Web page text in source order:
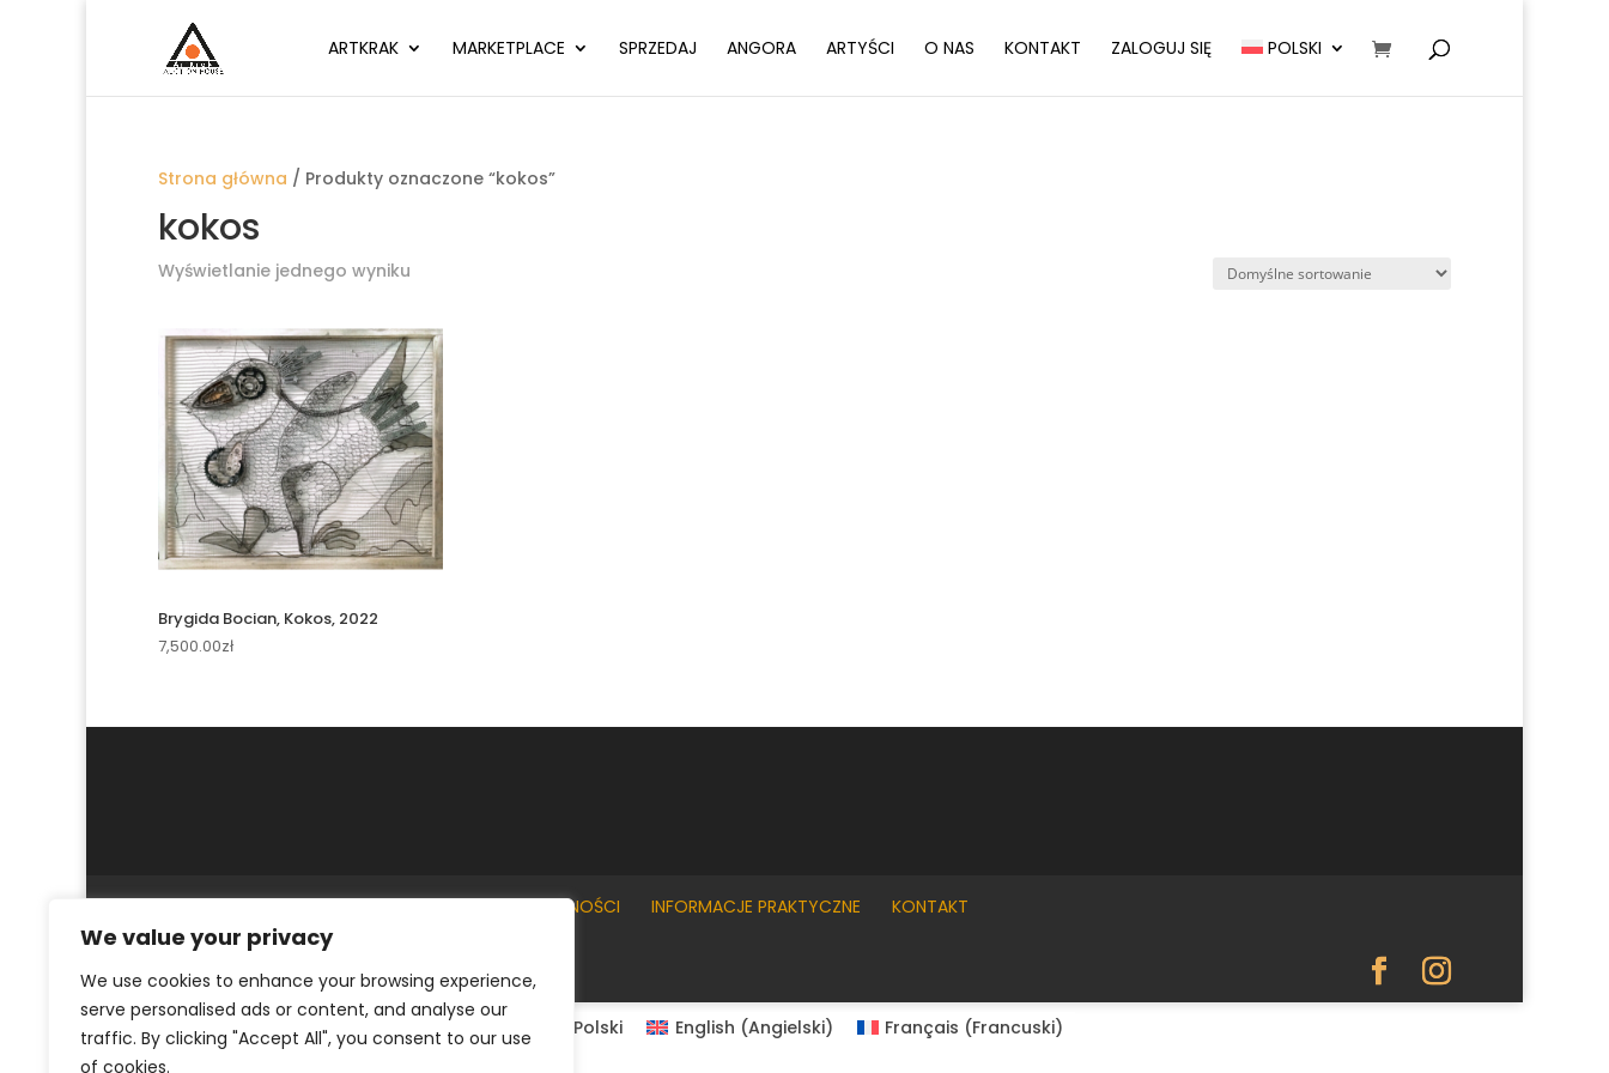
We value your privacy
We use cookies to enhance your browsing experience,
serve personalised ads or content, and analyse our
traffic. By clicking "Accept All", you consent to our use
of cookies.
ARTKRAK MARKETPLACE SPRZEDAJ ANGORA ARTYŚCI O NAS KONTAKT ZALOGUJ SIĘ POLSKI
Strona główna / Produkty oznaczone “kokos”
kokos
Wyświetlanie jednego wyniku
Brygida Bocian, Kokos, 2022
7,500.00zł
POLITYKA PRYWATNOŚCI INFORMACJE PRAKTYCZNE KONTAKT
© ArtKrak Auction House 2023
Polski English (Angielski) Français (Francuski)